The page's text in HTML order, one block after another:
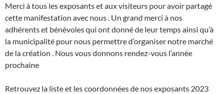
Merci à tous les exposants et aux visiteurs pour avoir partagé
cette manifestation avec nous . Un grand merci à nos
adhérents et bénévoles qui ont donné de leur temps ainsi qu’à
la municipalité pour nous permettre d’organiser notre marché
de la création . Nous vous donnons rendez-vous l’année
prochaine
Retrouvez la liste et les coordonnées de nos exposants 2023